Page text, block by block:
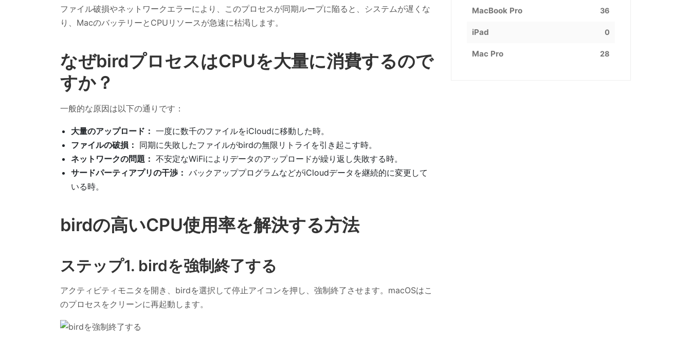
ファイル破損やネットワークエラーにより、このプロセスが同期ループに陥ると、システムが遅くな
り、MacのバッテリーとCPUリソースが急速に枯渇します。
なぜbirdプロセスはCPUを大量に消費するので
すか？
一般的な原因は以下の通りです：
大量のアップロード： 一度に数千のファイルをiCloudに移動した時。
ファイルの破損： 同期に失敗したファイルがbirdの無限リトライを引き起こす時。
ネットワークの問題： 不安定なWiFiによりデータのアップロードが繰り返し失敗する時。
サードパーティアプリの干渉： バックアッププログラムなどがiCloudデータを継続的に変更して
いる時。
birdの高いCPU使用率を解決する方法
ステップ1. birdを強制終了する
アクティビティモニタを開き、birdを選択して停止アイコンを押し、強制終了させます。macOSはこ
のプロセスをクリーンに再起動します。
MacBook Pro 36
iPad 0
Mac Pro 28